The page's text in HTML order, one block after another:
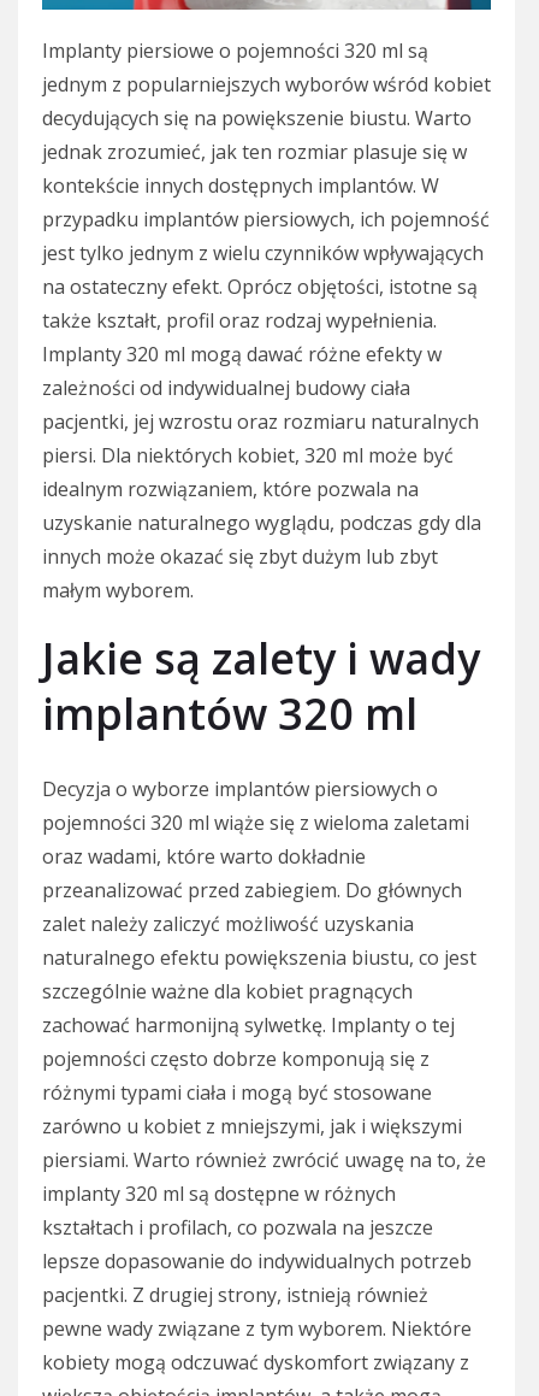
Implanty piersiowe o pojemności 320 ml są
jednym z popularniejszych wyborów wśród kobiet
decydujących się na powiększenie biustu. Warto
jednak zrozumieć, jak ten rozmiar plasuje się w
kontekście innych dostępnych implantów. W
przypadku implantów piersiowych, ich pojemność
jest tylko jednym z wielu czynników wpływających
na ostateczny efekt. Oprócz objętości, istotne są
także kształt, profil oraz rodzaj wypełnienia.
Implanty 320 ml mogą dawać różne efekty w
zależności od indywidualnej budowy ciała
pacjentki, jej wzrostu oraz rozmiaru naturalnych
piersi. Dla niektórych kobiet, 320 ml może być
idealnym rozwiązaniem, które pozwala na
uzyskanie naturalnego wyglądu, podczas gdy dla
innych może okazać się zbyt dużym lub zbyt
małym wyborem.
Jakie są zalety i wady
implantów 320 ml
Decyzja o wyborze implantów piersiowych o
pojemności 320 ml wiąże się z wieloma zaletami
oraz wadami, które warto dokładnie
przeanalizować przed zabiegiem. Do głównych
zalet należy zaliczyć możliwość uzyskania
naturalnego efektu powiększenia biustu, co jest
szczególnie ważne dla kobiet pragnących
zachować harmonijną sylwetkę. Implanty o tej
pojemności często dobrze komponują się z
różnymi typami ciała i mogą być stosowane
zarówno u kobiet z mniejszymi, jak i większymi
piersiami. Warto również zwrócić uwagę na to, że
implanty 320 ml są dostępne w różnych
kształtach i profilach, co pozwala na jeszcze
lepsze dopasowanie do indywidualnych potrzeb
pacjentki. Z drugiej strony, istnieją również
pewne wady związane z tym wyborem. Niektóre
kobiety mogą odczuwać dyskomfort związany z